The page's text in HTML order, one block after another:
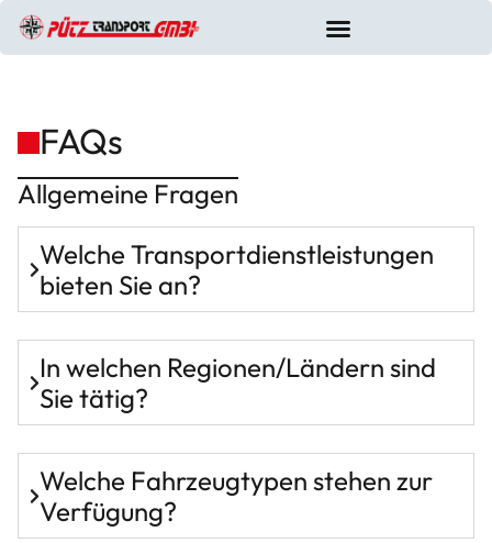
FAQs
Allgemeine Fragen
Welche Transportdienstleistungen
bieten Sie an?
In welchen Regionen/Ländern sind
Sie tätig?
Welche Fahrzeugtypen stehen zur
Verfügung?